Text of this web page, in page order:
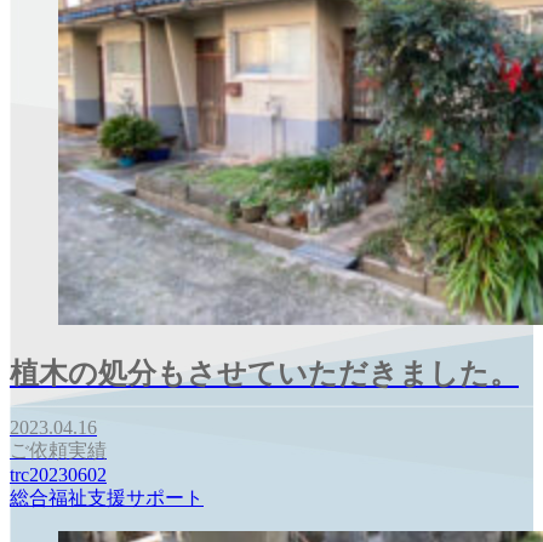
植木の処分もさせていただきました。
2023.04.16
ご依頼実績
trc20230602
総合福祉支援サポート